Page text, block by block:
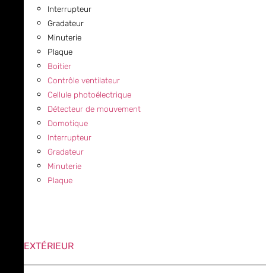
Interrupteur
Gradateur
Minuterie
Plaque
Boitier
Contrôle ventilateur
Cellule photoélectrique
Détecteur de mouvement
Domotique
Interrupteur
Gradateur
Minuterie
Plaque
EXTÉRIEUR